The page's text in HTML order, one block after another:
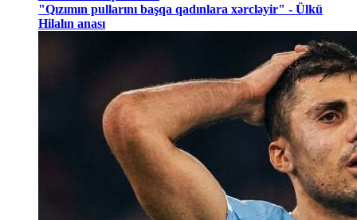
"Qızımın pullarını başqa qadınlara xərcləyir" - Ülkü
Hilalın anası